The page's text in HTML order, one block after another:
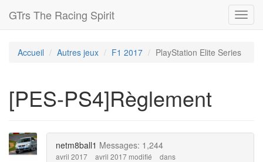
GTrs The Racing Spirit
Accueil Autres jeux F1 2017 PlayStation Elite Series
[PES-PS4]Règlement
netm8ball1 Messages: 1,244
avril 2017 avril 2017 modifié dans